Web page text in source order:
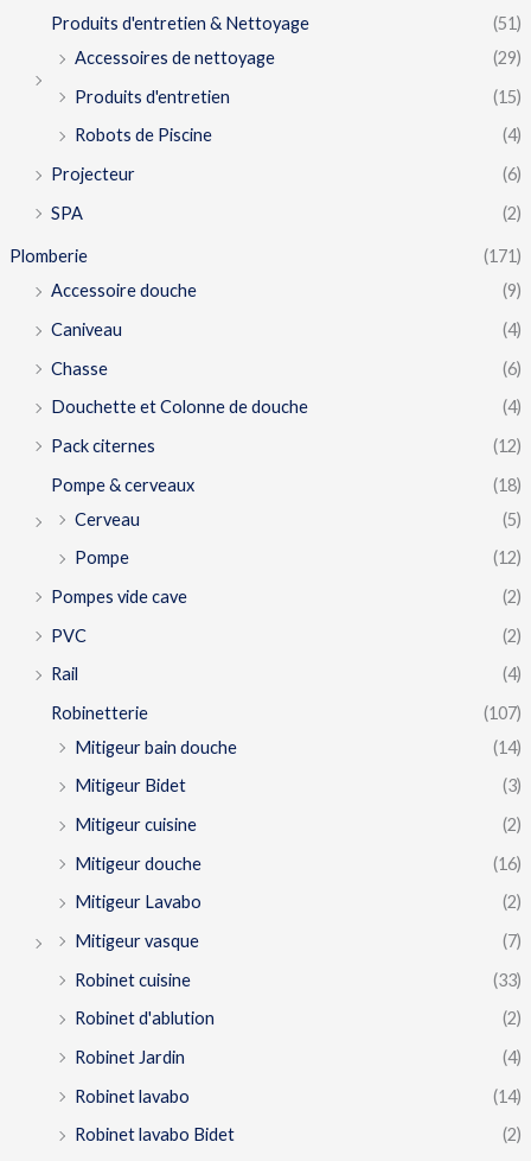
Produits d'entretien & Nettoyage
(51)
Accessoires de nettoyage
(29)
Produits d'entretien
(15)
Robots de Piscine
(4)
Projecteur
(6)
SPA
(2)
Plomberie
(171)
Accessoire douche
(9)
Caniveau
(4)
Chasse
(6)
Douchette et Colonne de douche
(4)
Pack citernes
(12)
Pompe & cerveaux
(18)
Cerveau
(5)
Pompe
(12)
Pompes vide cave
(2)
PVC
(2)
Rail
(4)
Robinetterie
(107)
Mitigeur bain douche
(14)
Mitigeur Bidet
(3)
Mitigeur cuisine
(2)
Mitigeur douche
(16)
Mitigeur Lavabo
(2)
Mitigeur vasque
(7)
Robinet cuisine
(33)
Robinet d'ablution
(2)
Robinet Jardin
(4)
Robinet lavabo
(14)
Robinet lavabo Bidet
(2)